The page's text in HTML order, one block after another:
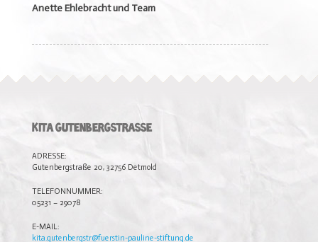
Anette Ehlebracht und Team
KITA GUTENBERGSTRASSE
ADRESSE:
Gutenbergstraße 20, 32756 Detmold
TELEFONNUMMER:
05231 – 29078
E-MAIL:
kita.gutenbergstr@fuerstin-pauline-stiftung.de